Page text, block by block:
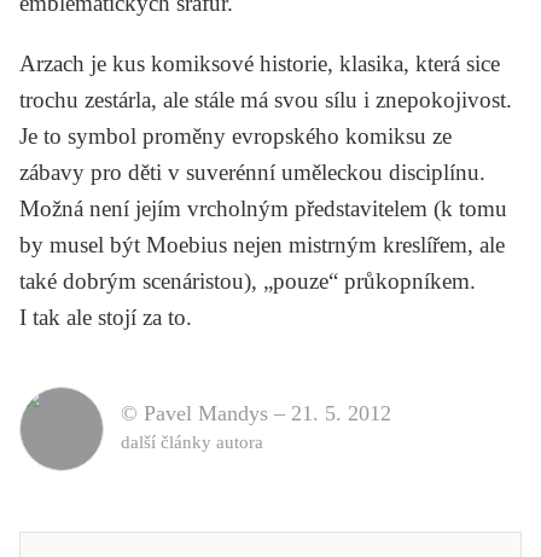
Arzach je kus komiksové historie, klasika, která sice
trochu zestárla, ale stále má svou sílu i znepokojivost.
Je to symbol proměny evropského komiksu ze
zábavy pro děti v suverénní uměleckou disciplínu.
Možná není jejím vrcholným představitelem (k tomu
by musel být Moebius nejen mistrným kreslířem, ale
také dobrým scenáristou), „pouze“ průkopníkem.
I tak ale stojí za to.
© Pavel Mandys – 21. 5. 2012
další články autora